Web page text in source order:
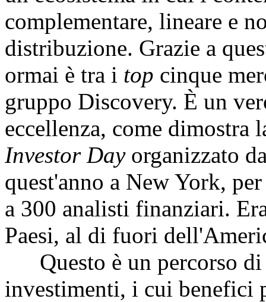
complementare, lineare e
distribuzione. Grazie a
ormai è tra i top cinque
gruppo Discovery. È un
eccellenza, come dimostra
Investor Dayorganizzato
quest'anno a New York,
a 300 analisti finanziari.
Paesi, al di fuori
Questo è un percorso di
investimenti, i cui benefici